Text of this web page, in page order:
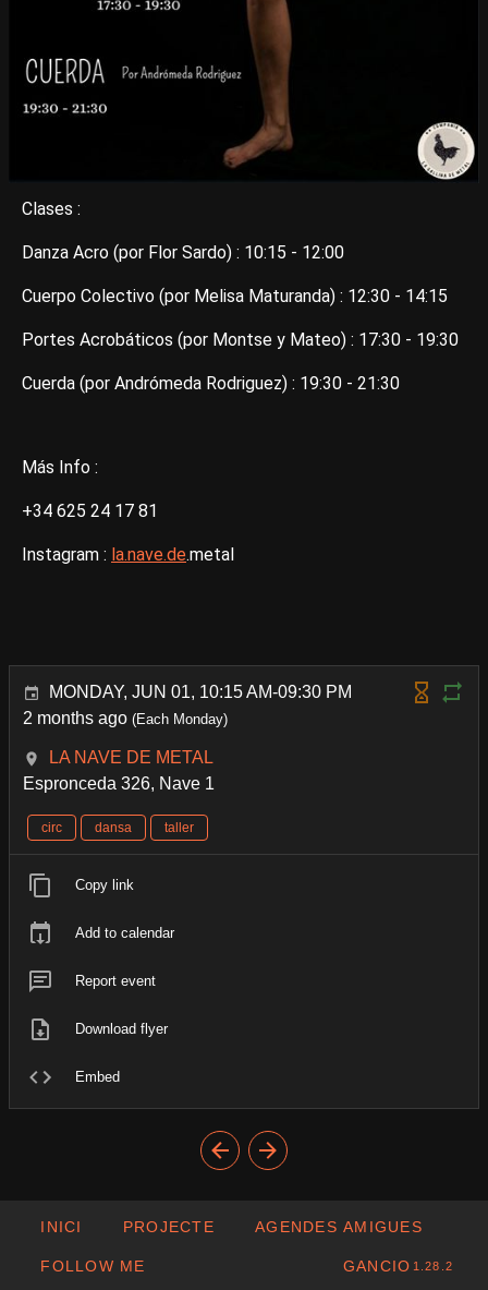
Clases :
Danza Acro (por Flor Sardo) : 10:15 - 12:00
Cuerpo Colectivo (por Melisa Maturanda) : 12:30 - 14:15
Portes Acrobáticos (por Montse y Mateo) : 17:30 - 19:30
Cuerda (por Andrómeda Rodriguez) : 19:30 - 21:30
Más Info :
+34 625 24 17 81
Instagram : la.nave.de.metal
MONDAY, JUN 01, 10:15 AM-09:30 PM
2 months ago (Each Monday)
LA NAVE DE METAL
Espronceda 326, Nave 1
circ dansa taller
Copy link
Add to calendar
Report event
Download flyer
Embed
INICI PROJECTE AGENDES AMIGUES
FOLLOW ME GANCIO 1.28.2